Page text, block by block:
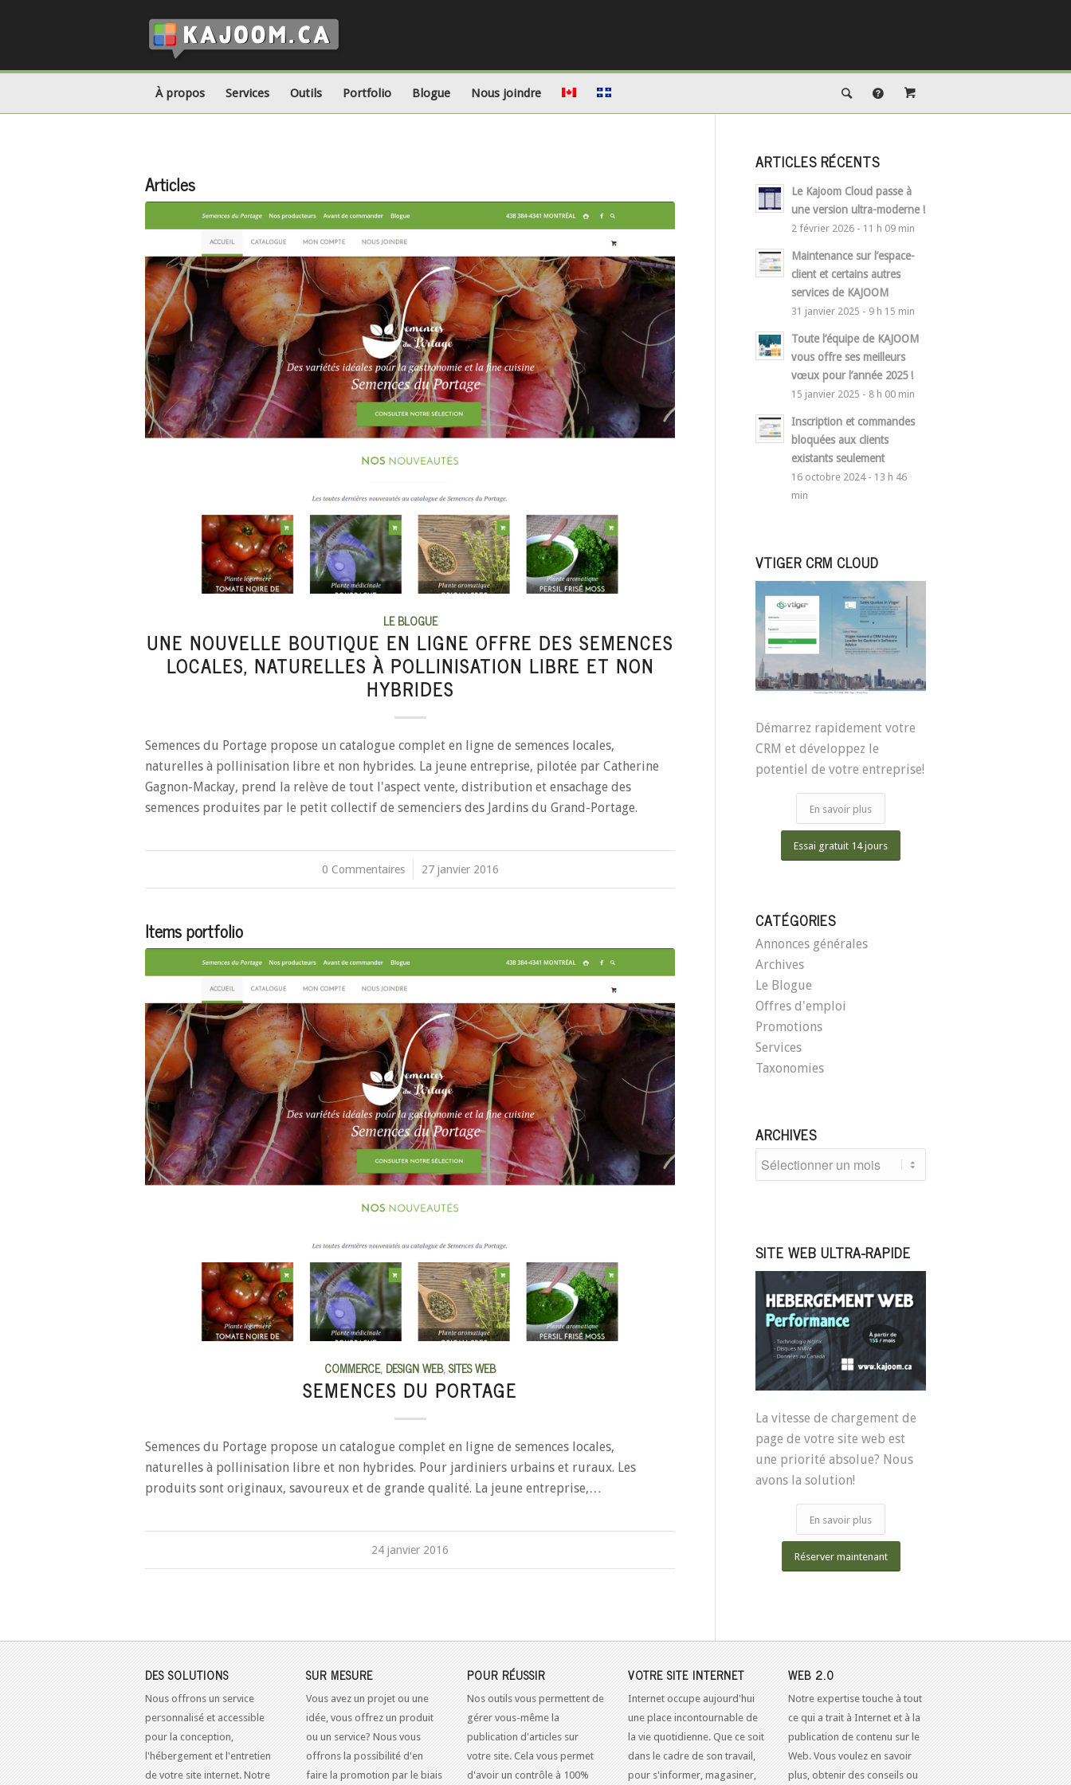
À propos Services Outils Portfolio Blogue Nous joindre
Articles
LE BLOGUE
UNE NOUVELLE BOUTIQUE EN LIGNE OFFRE DES SEMENCES
LOCALES, NATURELLES À POLLINISATION LIBRE ET NON
HYBRIDES
Semences du Portage propose un catalogue complet en ligne de semences locales,
naturelles à pollinisation libre et non hybrides. La jeune entreprise, pilotée par Catherine
Gagnon-Mackay, prend la relève de tout l'aspect vente, distribution et ensachage des
semences produites par le petit collectif de semenciers des Jardins du Grand-Portage.
0 Commentaires
/ 27 janvier 2016
Items portfolio
COMMERCE, DESIGN WEB,SITES WEB
SEMENCES DU PORTAGE
Semences du Portage propose un catalogue complet en ligne de semences locales,
naturelles à pollinisation libre et non hybrides. Pour jardiniers urbains et ruraux. Les
produits sont originaux, savoureux et de grande qualité. La jeune entreprise,…
24 janvier 2016
ARTICLES RÉCENTS
Le Kajoom Cloud passe à
une version ultra-moderne !
2 février 2026 - 11 h 09 min
Maintenance sur l’espace-
client et certains autres
services de KAJOOM
31 janvier 2025 - 9 h 15 min
Toute l’équipe de KAJOOM
vous offre ses meilleurs
vœux pour l’année 2025 !
15 janvier 2025 - 8 h 00 min
Inscription et commandes
bloquées aux clients
existants seulement
16 octobre 2024 - 13 h 46
min
VTIGER CRM CLOUD
Démarrez rapidement votre
CRM et développez le
potentiel de votre entreprise!
En savoir plus
Essai gratuit 14 jours
CATÉGORIES
Annonces générales
Archives
Le Blogue
Offres d'emploi
Promotions
Services
Taxonomies
ARCHIVES
SITE WEB ULTRA-RAPIDE
La vitesse de chargement de
page de votre site web est
une priorité absolue? Nous
avons la solution!
En savoir plus
Réserver maintenant
DES SOLUTIONS
Nous offrons un service
personnalisé et accessible
pour la conception,
l'hébergement et l'entretien
de votre site internet. Notre
SUR MESURE
Vous avez un projet ou une
idée, vous offrez un produit
ou un service? Nous vous
offrons la possibilité d'en
faire la promotion par le biais
POUR RÉUSSIR
Nos outils vous permettent de
gérer vous-même la
publication d'articles sur
votre site. Cela vous permet
d'avoir un contrôle à 100%
VOTRE SITE INTERNET
Internet occupe aujourd'hui
une place incontournable de
la vie quotidienne. Que ce soit
dans le cadre de son travail,
pour s'informer, magasiner,
WEB 2.0
Notre expertise touche à tout
ce qui a trait à Internet et à la
publication de contenu sur le
Web. Vous voulez en savoir
plus, obtenir des conseils ou